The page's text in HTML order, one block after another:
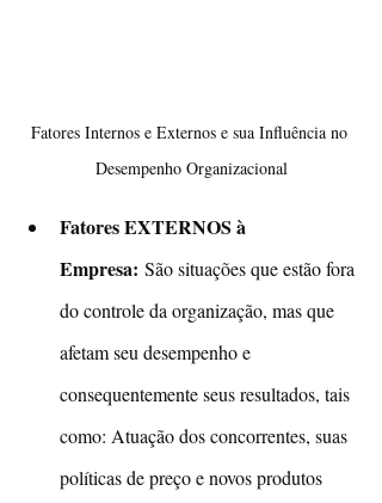
Fatores Internos e Externos e sua Influência no
Desempenho Organizacional
Fatores EXTERNOS à
Empresa: São situações que estão fora
do controle da organização, mas que
afetam seu desempenho e
consequentemente seus resultados, tais
como: Atuação dos concorrentes, suas
políticas de preço e novos produtos